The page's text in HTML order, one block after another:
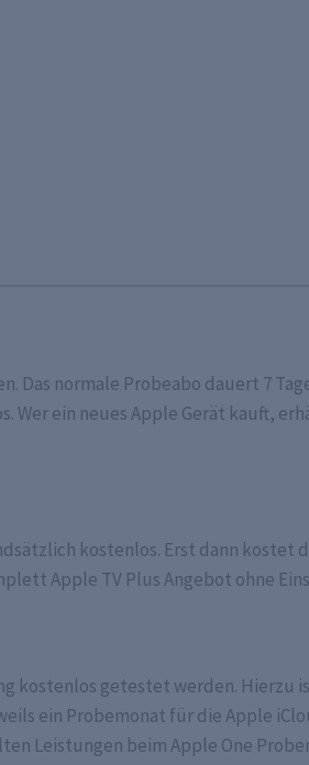
Das normale Probeabo dauert 7
Wer ein neues Apple Gerät kauft,
kostenlos. Erst dann kostet
Apple TV Plus Angebot ohne
kostenlos getestet werden. Hierzu
ein Probemonat für die Apple
Leistungen beim Apple One